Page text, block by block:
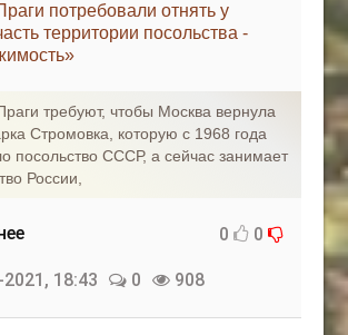
потребовали отнять у
территории посольства -
требуют, чтобы Москва вернула
Стромовка, которую с 1968 года
посольство СССР, а сейчас занимает
России,
0 0
18:43 0 908